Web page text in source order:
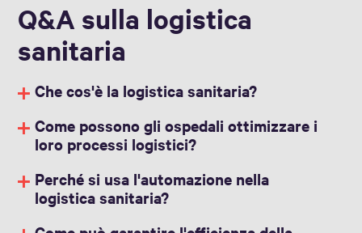
Q&A sulla logistica
sanitaria
Che cos'è la logistica sanitaria?
Come possono gli ospedali ottimizzare i
loro processi logistici?
Perché si usa l'automazione nella
logistica sanitaria?